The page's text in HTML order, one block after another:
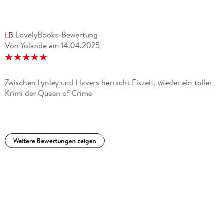
verbohrt und andererseits aus der Absicht heraus, anderen
Gram und Kummer zu ersparen, mit ihrem Wissen nicht
hinter dem Berg gehalten hätten.Meine Bewertung: 10/10
undank-ist-der-vater-lohn.html
LovelyBooks-Bewertung
Von Yolande am 14.04.2025
Zwischen Lynley und Havers herrscht Eiszeit, wieder ein toller
Krimi der Queen of Crime
Weitere Bewertungen zeigen